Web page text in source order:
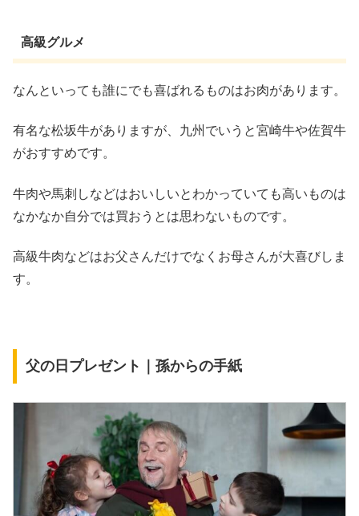
高級グルメ
なんといっても誰にでも喜ばれるものはお肉があります。
有名な松坂牛がありますが、九州でいうと宮崎牛や佐賀牛
がおすすめです。
牛肉や馬刺しなどはおいしいとわかっていても高いものは
なかなか自分では買おうとは思わないものです。
高級牛肉などはお父さんだけでなくお母さんが大喜びしま
す。
父の日プレゼント｜孫からの手紙